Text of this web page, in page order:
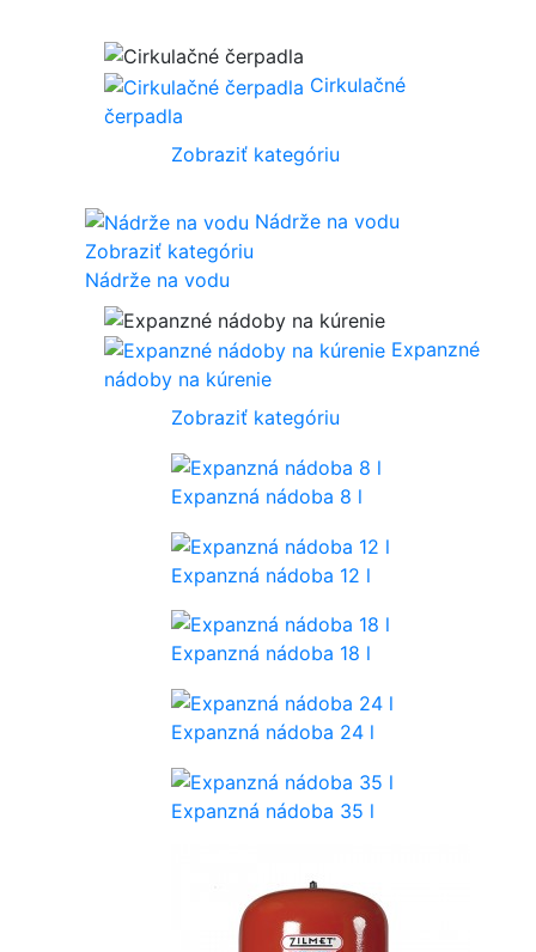
Cirkulačné
čerpadla
Zobraziť kategóriu
Nádrže na vodu
Zobraziť kategóriu
Nádrže na vodu
Expanzné
nádoby na kúrenie
Zobraziť kategóriu
Expanzná nádoba 8 l
Expanzná nádoba 12 l
Expanzná nádoba 18 l
Expanzná nádoba 24 l
Expanzná nádoba 35 l